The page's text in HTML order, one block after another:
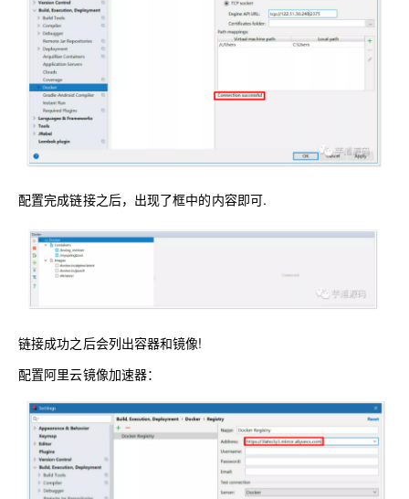
配置完成链接之后，出现了框中的内容即可.
链接成功之后会列出容器和镜像!
配置阿里云镜像加速器：